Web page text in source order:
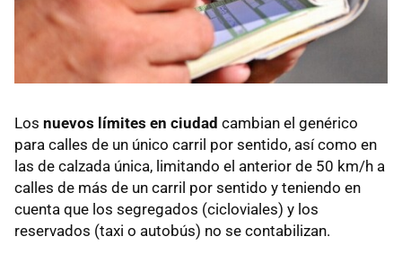
Los nuevos límites en ciudad cambian el genérico
para calles de un único carril por sentido, así como en
las de calzada única, limitando el anterior de 50 km/h a
calles de más de un carril por sentido y teniendo en
cuenta que los segregados (cicloviales) y los
reservados (taxi o autobús) no se contabilizan.